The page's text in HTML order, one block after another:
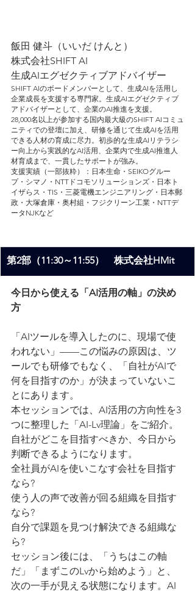
飯田 健斗（いいだ けんと）
株式会社SHIFT AI
生成AIエグゼクティブアドバイザー
SHIFT AIのボードメンバーとして、生成AIを活用し
企業成長を支援する専門家。生成AIエグゼクティブ
アドバイザーとして、企業のAI推進を支援。
28,000名以上が参加する国内最大級のSHIFT AIコミュ
ニティでの登壇に加え、研修を通じて生成AIを活用
できる人材の育成に尽力。初歩的な生成AIリテラシ
ー向上から実践的なAI活用、企業内で生成AI推進人
材育成まで、一貫したサポートが強み。
支援実績（一部抜粋）：日本生命・SEIKOグルー
プ・シマノ・NTTドコモソリューションズ・日本ト
イザらス・TIS・三菱電機エンジニアリング・日本郵
政・大塚倉庫・奥村組・フジクリーン工業・NTTデ
ータNJKなど
第2部（11:30～11:55）　株式会社HMit
今日から使える「AI活用の軸」の決め
方
「AIツールを導入したのに、現場で使
われない」——この悩みの原因は、ツ
ールでも研修でもなく、「自社がAIで
何を目指すのか」が決まっていないこ
とにあります。
本セッションでは、AI活用の方向性を3
つに整理した「AI-Lv理論」をご紹介。
自社がどこを目指すべきか、今日から
判断できるようになります。
全社員がAIを使いこなす会社を目指す
なら?
使う人の声で改善が回る組織を目指す
なら?
自分で課題を見つけ解決できる組織な
ら?
セッション後には、「うちはこの軸
だ」「まずこのLvから始めよう」と、
次の一手が見える状態になります。AI